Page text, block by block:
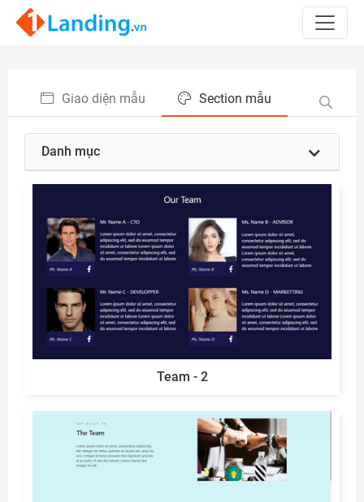
Giao diện mẫu Section mẫu
Danh mục
Team - 2